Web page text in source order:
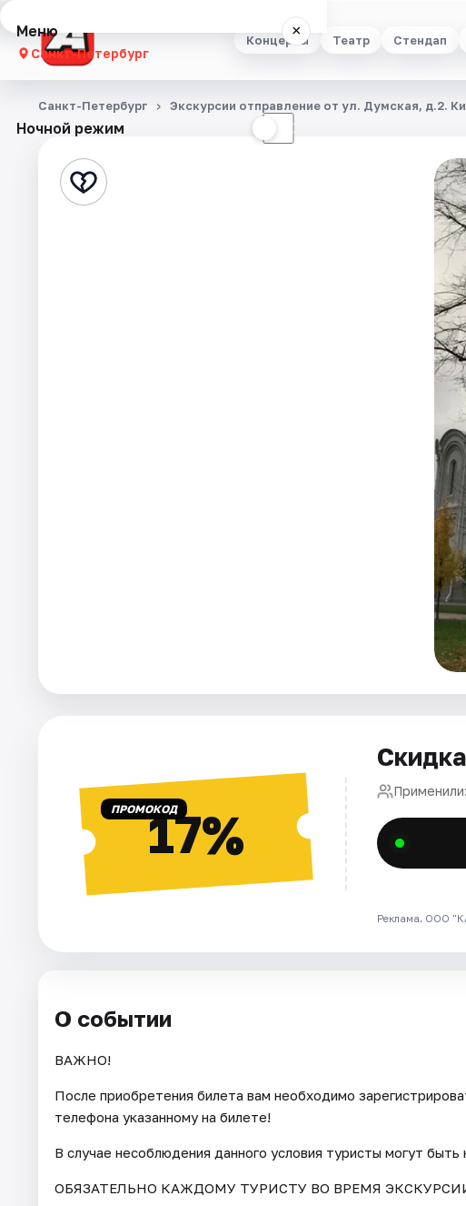
Концерты Театр Стендап
Меню ×
Санкт-Петербург
Концерты
Стендап
Ночной режим ☾
Санкт-Петербург Экскурсии отправление от ул. Думская, д.2.
ПРОМОКОД17%
Реклама. ООО
О событии
ВАЖНО!
После приобретения билета вам необходимо
телефона указанному на билете!
В случае несоблюдения данного условия туристы могут
ОБЯЗАТЕЛЬНО КАЖДОМУ ТУРИСТУ ВО ВРЕМЯ